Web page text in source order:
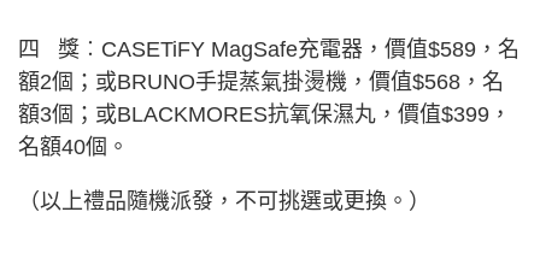
四 獎︰CASETiFY MagSafe充電器，價值$589，名
額2個；或BRUNO手提蒸氣掛燙機，價值$568，名
額3個；或BLACKMORES抗氧保濕丸，價值$399，
名額40個。
（以上禮品隨機派發，不可挑選或更換。）